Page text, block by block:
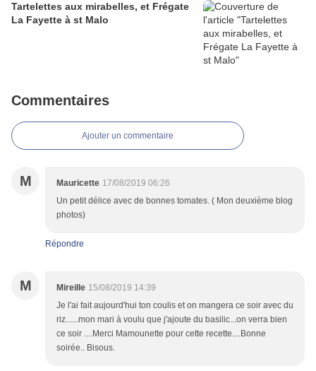
Tartelettes aux mirabelles, et Frégate
La Fayette à st Malo
Commentaires
Ajouter un commentaire
M Mauricette 17/08/2019 06:26
Un petit délice avec de bonnes tomates. ( Mon deuxième blog
photos)
Répondre
M Mireille 15/08/2019 14:39
Je l'ai fait aujourd'hui ton coulis et on mangera ce soir avec du
riz......mon mari à voulu que j'ajoute du basilic...on verra bien
ce soir ....Merci Mamounette pour cette recette....Bonne
soirée.. Bisous.